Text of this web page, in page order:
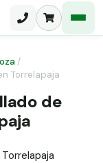
/
Torrelapaja
de